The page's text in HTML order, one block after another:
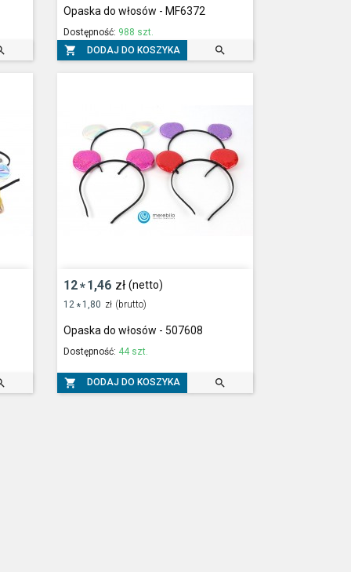
Opaska do włosów - MF6372
Dostępność: 988 szt.
 DODAJ DO KOSZYKA 
12*1,46 zł (netto)
12 * 1,80 zł (brutto)
Opaska do włosów - 507608
Dostępność: 44 szt.
 DODAJ DO KOSZYKA 